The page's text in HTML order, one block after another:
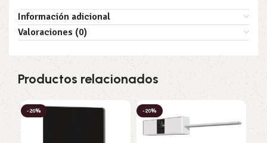
Información adicional
Valoraciones (0)
Productos relacionados
-20% -20% -